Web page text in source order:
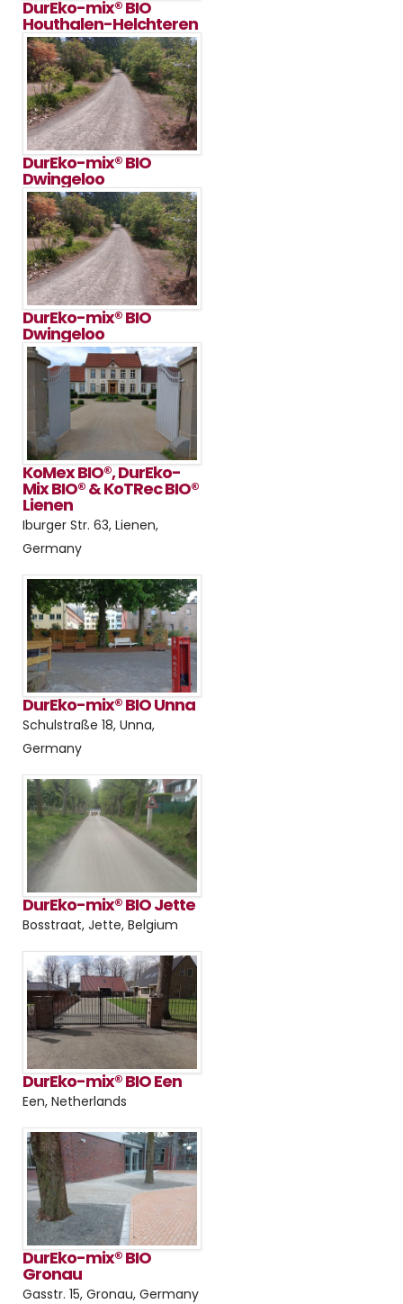
DurEko-mix® BIO
Houthalen-Helchteren
DurEko-mix® BIO
Dwingeloo
DurEko-mix® BIO
Dwingeloo
KoMex BIO®, DurEko-
Mix BIO® & KoTRec BIO®
Lienen
Iburger Str. 63, Lienen,
Germany
DurEko-mix® BIO Unna
Schulstraße 18, Unna,
Germany
DurEko-mix® BIO Jette
Bosstraat, Jette, Belgium
DurEko-mix® BIO Een
Een, Netherlands
DurEko-mix® BIO
Gronau
Gasstr. 15, Gronau, Germany